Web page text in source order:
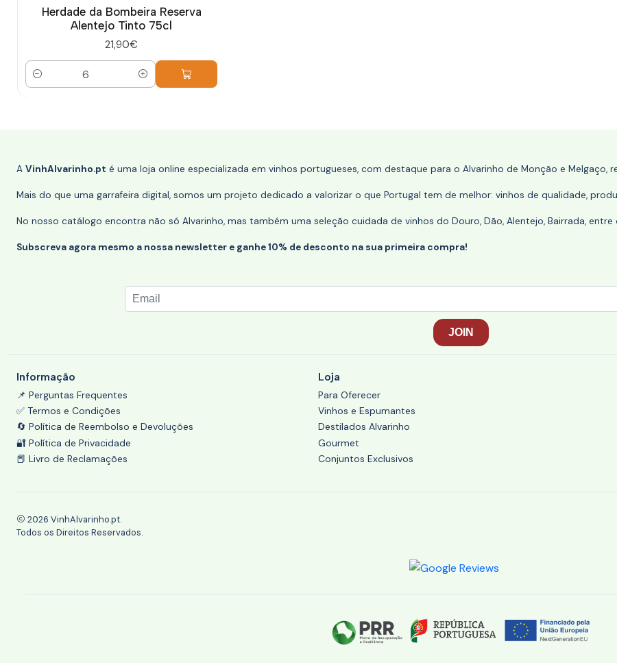
Herdade da Bombeira Reserva
Alentejo Tinto 75cl
21,90€
Quantidade
A VinhAlvarinho.pt é uma loja online especializada em vinhos portugueses, com destaque para o Alvarinho de Monção e Melgaço,
Mais do que uma garrafeira digital, somos um projeto dedicado a valorizar o que Portugal tem de melhor: vinhos de qualidade,
No nosso catálogo encontra não só Alvarinho, mas também uma seleção cuidada de vinhos do Douro, Dão, Alentejo, Bairrada,
Subscreva agora mesmo a nossa newsletter e ganhe 10% de desconto na sua primeira compra!
Informação
📌 Perguntas Frequentes
✅ Termos e Condições
🔄 Política de Reembolso e Devoluções
🔐 Política de Privacidade
📕 Livro de Reclamações
Loja
Para Oferecer
Vinhos e Espumantes
Destilados Alvarinho
Gourmet
Conjuntos Exclusivos
2026 VinhAlvarinho.pt.
Todos os Direitos Reservados.